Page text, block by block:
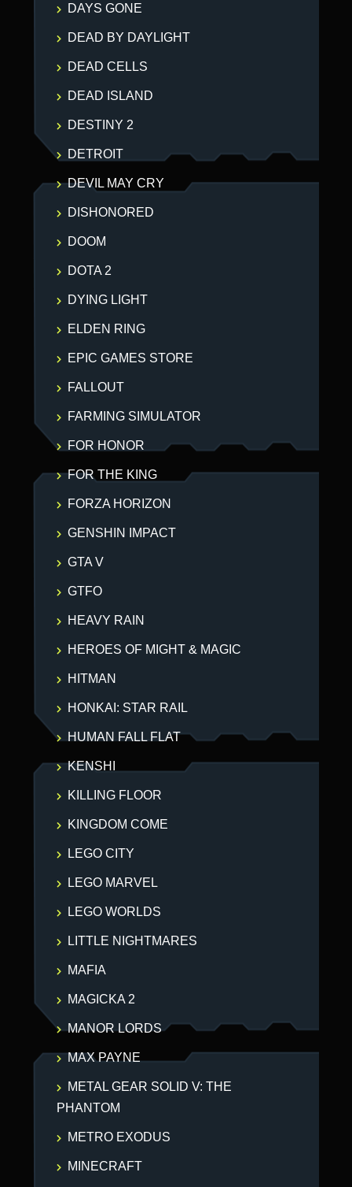
DAYS GONE
DEAD BY DAYLIGHT
DEAD CELLS
DEAD ISLAND
DESTINY 2
DETROIT
DEVIL MAY CRY
DISHONORED
DOOM
DOTA 2
DYING LIGHT
ELDEN RING
EPIC GAMES STORE
FALLOUT
FARMING SIMULATOR
FOR HONOR
FOR THE KING
FORZA HORIZON
GENSHIN IMPACT
GTA V
GTFO
HEAVY RAIN
HEROES OF MIGHT & MAGIC
HITMAN
HONKAI: STAR RAIL
HUMAN FALL FLAT
KENSHI
KILLING FLOOR
KINGDOM COME
LEGO CITY
LEGO MARVEL
LEGO WORLDS
LITTLE NIGHTMARES
MAFIA
MAGICKA 2
MANOR LORDS
MAX PAYNE
METAL GEAR SOLID V: THE
PHANTOM
METRO EXODUS
MINECRAFT